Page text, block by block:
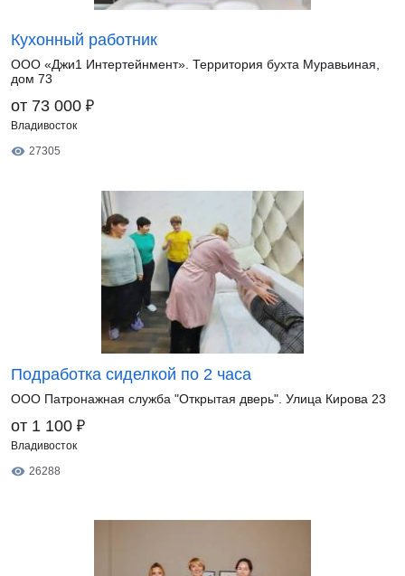
Кухонный работник
ООО «Джи1 Интертейнмент». Территория бухта Муравьиная,
дом 73
от 73 000 ₽
Владивосток
27305
Подработка сиделкой по 2 часа
ООО Патронажная служба "Открытая дверь". Улица Кирова 23
от 1 100 ₽
Владивосток
26288